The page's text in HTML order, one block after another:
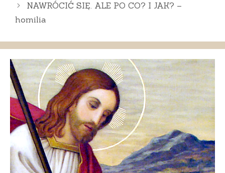
NAWRÓCIĆ SIĘ. ALE PO CO? I JAK? –
homilia